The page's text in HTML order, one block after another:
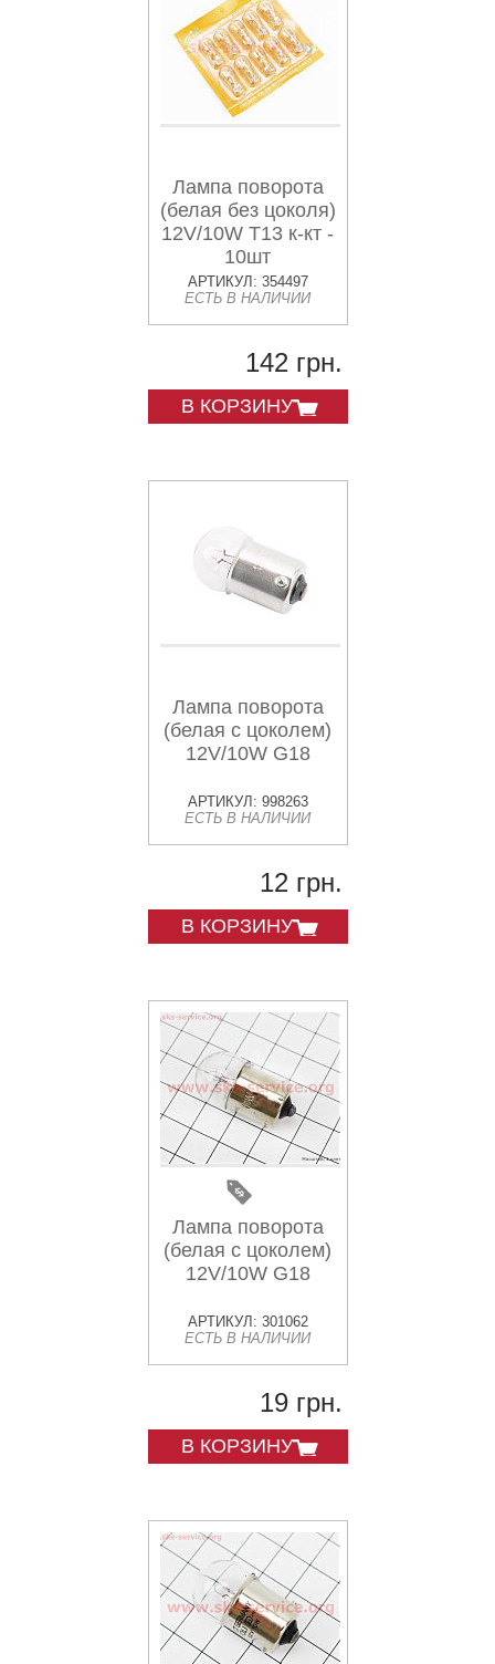
Лампа поворота
(белая без цоколя)
12V/10W Т13 к-кт -
10шт
АРТИКУЛ: 354497
ЕСТЬ В НАЛИЧИИ
142 грн.
В КОРЗИНУ
Лампа поворота
(белая с цоколем)
12V/10W G18
АРТИКУЛ: 998263
ЕСТЬ В НАЛИЧИИ
12 грн.
В КОРЗИНУ
Лампа поворота
(белая с цоколем)
12V/10W G18
АРТИКУЛ: 301062
ЕСТЬ В НАЛИЧИИ
19 грн.
В КОРЗИНУ